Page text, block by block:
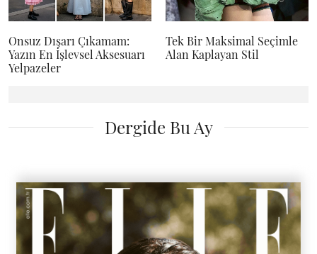
Onsuz Dışarı Çıkamam:
Yazın En İşlevsel Aksesuarı
Yelpazeler
Tek Bir Maksimal Seçimle
Alan Kaplayan Stil
Dergide Bu Ay